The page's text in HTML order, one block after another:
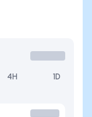
4H 1D